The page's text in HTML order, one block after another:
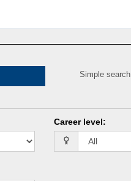
Simple search
Career level: